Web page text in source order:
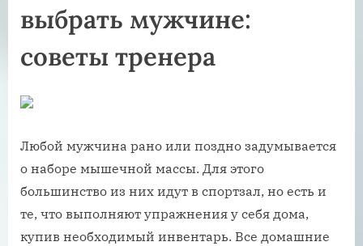
выбрать мужчине:
советы тренера
Любой мужчина рано или поздно задумывается
о наборе мышечной массы. Для этого
большинство из них идут в спортзал, но есть и
те, что выполняют упражнения у себя дома,
купив необходимый инвентарь. Все домашние